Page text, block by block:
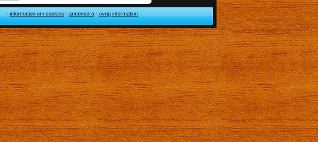
information om cookies annonsera övrig information